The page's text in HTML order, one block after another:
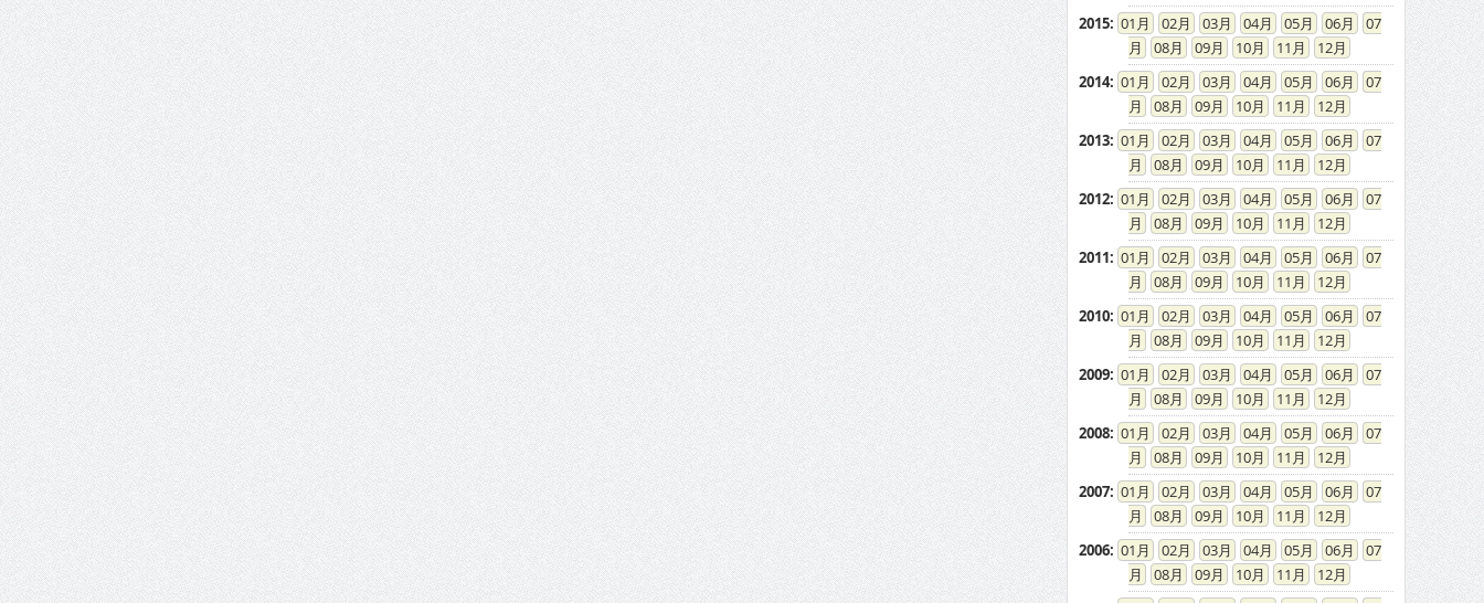
2015: 01 02 03 04 05 06
07
08
09 10 11
12
2014: 01 02 03 04 05 06
07
08
09 10 11
12
2013: 01 02 03 04 05 06
07
08
09 10 11
12
2012: 01 02 03 04 05 06
07
08
09 10 11
12
2011: 01 02 03 04 05 06
07
08
09 10 11
12
2010: 01 02 03 04 05 06
07
08
09 10 11
12
2009: 01 02 03 04 05 06
07
08
09 10 11
12
2008: 01 02 03 04 05 06
07
08
09 10 11
12
2007: 01 02 03 04 05 06
07
08
09 10 11
12
2006: 01 02 03 04 05 06
07
08
09 10 11
12